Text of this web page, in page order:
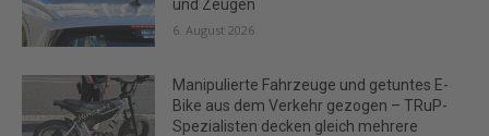
und Zeugen
6. August 2026
Manipulierte Fahrzeuge und getuntes E-
Bike aus dem Verkehr gezogen – TRuP-
Spezialisten decken gleich mehrere